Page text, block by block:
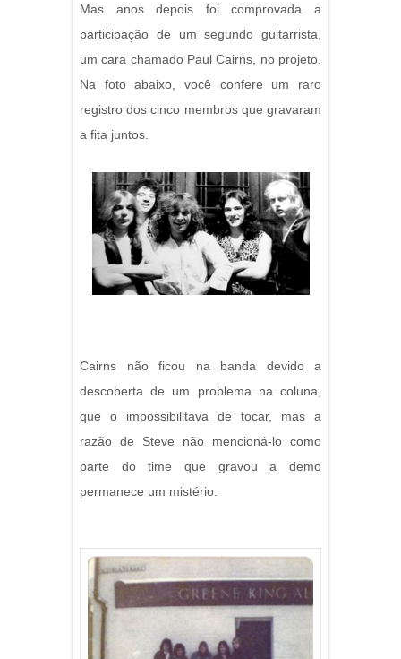
Mas anos depois foi comprovada a
participação de um segundo guitarrista,
um cara chamado Paul Cairns, no projeto.
Na foto abaixo, você confere um raro
registro dos cinco membros que gravaram
a fita juntos.
Cairns não ficou na banda devido a
descoberta de um problema na coluna,
que o impossibilitava de tocar, mas a
razão de Steve não mencioná-lo como
parte do time que gravou a demo
permanece um mistério.